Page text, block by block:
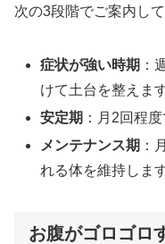
次の3段階でご案内して
症状が強い時期 ：
けて土台を整えます
安定期 ：月2回程
メンテナンス期 ：
れる体を維持します
お腹がゴロゴロ